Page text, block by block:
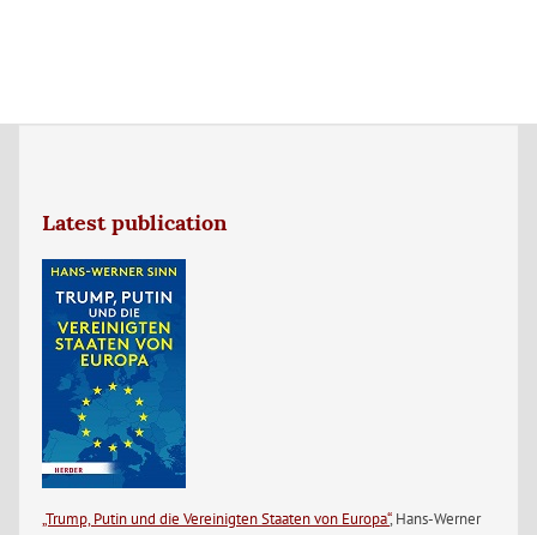
Latest publication
„Trump, Putin und die Vereinigten Staaten von Europa“, Hans-Werner